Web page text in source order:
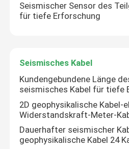
Seismischer Sensor des
für tiefe Erforschung
Seismisches Kabel
Kundengebundene Länge
seismisches Kabel für tiefe
2D geophysikalische Kabel-
Widerstandskraft-Meter-
Dauerhafter seismischer
geophysikalische Kabel 24